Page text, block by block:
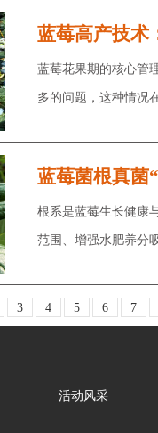
蓝莓高产技术
蓝莓花果期的核心管
多的问题，这种情况
蓝莓菌根真菌
根系是蓝莓生长健康
范围、增强水肥养分
3 4 5 6 7
活动风采